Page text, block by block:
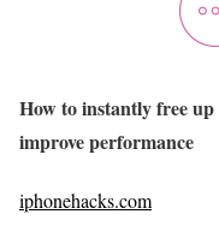
How to instantly free
improve performance
iphonehacks.com